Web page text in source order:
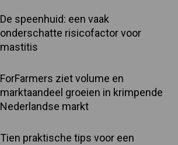
De speenhuid: een vaak
onderschatte risicofactor voor
mastitis
ForFarmers ziet volume en
marktaandeel groeien in krimpende
Nederlandse markt
Tien praktische tips voor een